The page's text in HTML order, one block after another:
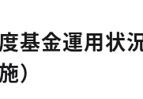
基金運用状
）